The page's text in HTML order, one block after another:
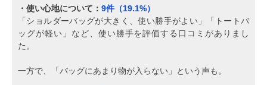
・使い心地について： 9件（19.1%）
「ショルダーバッグが大きく、使い勝手がよい」「トートバ
ッグが軽い」など、使い勝手を評価する口コミがありまし
た。
一方で、「バッグにあまり物が入らない」という声も。